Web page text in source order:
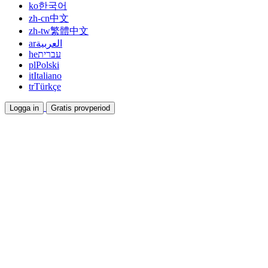
ko한국어
zh-cn中文
zh-tw繁體中文
arالعربية
heעברית
plPolski
itItaliano
trTürkçe
Logga in Gratis provperiod